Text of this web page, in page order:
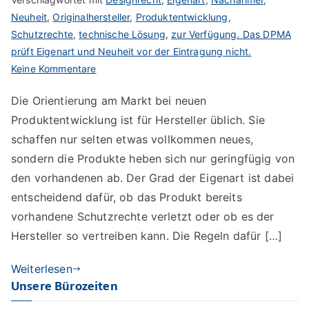
Neuheit,Originalhersteller, Produktentwicklung,
Schutzrechte,technische Lösung, zur Verfügung. Das DPMA
prüft Eigenart und Neuheit vor der Eintragung nicht.
Keine Kommentarezu
ist
entscheidend
Die Orientierung am Markt bei neuen
Produktentwicklung ist für Hersteller üblich. Sie
schaffen nur selten etwas vollkommen neues,
sondern die Produkte heben sich nur geringfügig von
den vorhandenen ab. Der Grad der Eigenart ist dabei
entscheidend dafür, ob das Produkt bereits
vorhandene Schutzrechte verletzt oder ob es der
Hersteller so vertreiben kann. Die Regeln dafür […]
Weiterlesen
Unsere Bürozeiten